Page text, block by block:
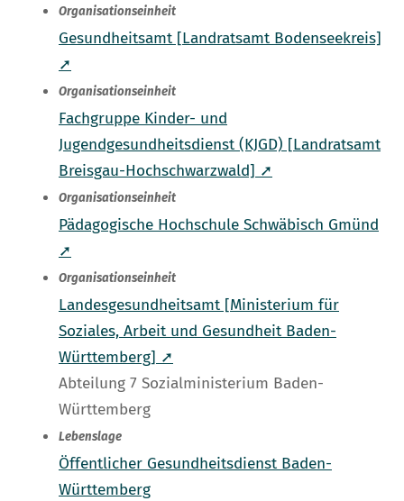
Organisationseinheit
Gesundheitsamt [Landratsamt Bodenseekreis]
➚
Organisationseinheit
Fachgruppe Kinder- und
Jugendgesundheitsdienst (KJGD) [Landratsamt
Breisgau-Hochschwarzwald] ➚
Organisationseinheit
Pädagogische Hochschule Schwäbisch Gmünd
➚
Organisationseinheit
Landesgesundheitsamt [Ministerium für
Soziales, Arbeit und Gesundheit Baden-
Württemberg] ➚
Abteilung 7 Sozialministerium Baden-
Württemberg
Lebenslage
Öffentlicher Gesundheitsdienst Baden-
Württemberg